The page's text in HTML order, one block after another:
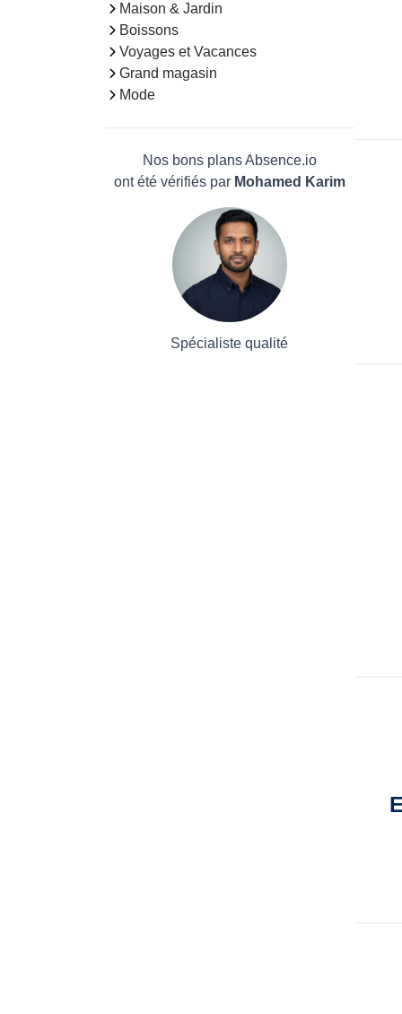
Maison & Jardin
Boissons
Voyages et Vacances
Grand magasin
Mode
Nos bons plans Absence.io
ont été vérifiés par Mohamed Karim
Spécialiste qualité